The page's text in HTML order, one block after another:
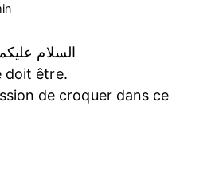
السلام
doit être.
de croquer dans ce